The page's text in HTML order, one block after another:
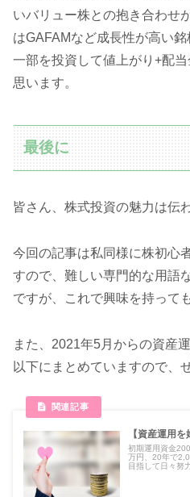
いバリュー株との抱き合わせ
はGAFAMなど成長性が高い
一部を投資して値上がり+配
思います。
最後に
皆さん、株式投資の魅力は伝
今回の記事は私同様に株初心
すので、難しい専門的な用語
ですが、これで興味を持って
また、2021年5月からの資産
以下にまとめていますので、
【資産運用を
初期運用資金
万円、20年で
目指して日々努